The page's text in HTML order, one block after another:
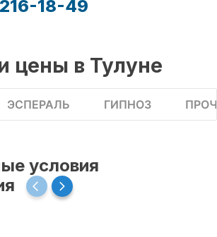
18-49
цены в Тулуне
ЭСПЕРАЛЬ ГИПНОЗ
условия